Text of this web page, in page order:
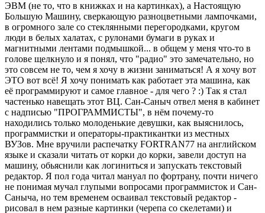
ЭВМ (не то, что в книжках и на картинках), а Настоящую
Большую Машину, сверкающую разноцветными лампочками,
в огромного зале со стеклянными перегородками, кругом
люди в белых халатах, с рулонами бумаги в руках и
магнитными лентами подмышкой... в общем у меня что-то в
голове щелкнуло и я понял, что "радио" это замечательно, но
это совсем не то, чем я хочу в жизни заниматься! А я хочу вот
ЭТО вот всё! Я хочу понимать как работает эта машина, как
её программируют и самое главное - для чего ? :) Так я стал
частенько навещать этот ВЦ. Сан-Саныч отвел меня в кабинет
с надписью "ПРОГРАММИСТЫ", в нём почему-то
находились только молоденькие девушки, как выяснилось,
программистки и операторы-практикантки из местных
ВУЗов. Мне вручили распечатку FORTRAN77 на английском
языке и сказали читать от корки до корки, завели доступ на
машину, обьяснили как логиниться и запускать текстовый
редактор. Я пол года читал мануал по фортрану, почти ничего
не понимая мучал глупыми вопросами программисток и Сан-
Саныча, но тем временем осваивал текстовый редактор -
рисовал в нем разные картинки (черепа со скелетами) и